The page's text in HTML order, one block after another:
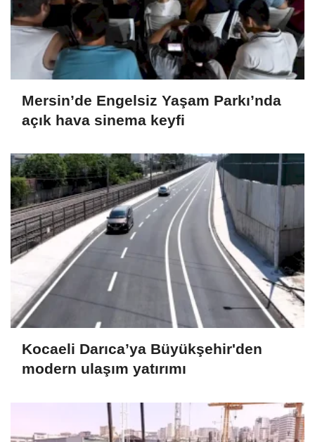
Mersin’de Engelsiz Yaşam Parkı’nda
açık hava sinema keyfi
Kocaeli Darıca’ya Büyükşehir'den
modern ulaşım yatırımı